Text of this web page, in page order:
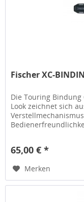
Fischer XC-
Die Touring
Look zeichnet sich
65,00 € *
Merken